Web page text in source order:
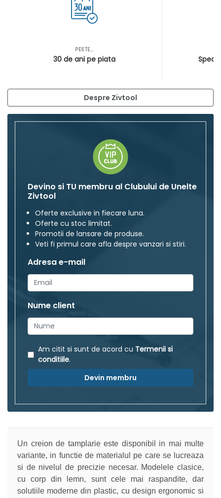
PESTE...
30 de ani pe piata
Despre Zivtool
Devino si TU membru al Clubului de Unelte
Zivtool
Oferte exclusive in fiecare luna.
Oferte cu stoc limitat.
Promotii de lansare de produse.
Veti fi primul care afla despre vanzari si stiri.
Adresa e-mail
Nume client
Am citit si sunt de acord cu Termenii si
conditiile.
Devin membru
Un creion de tamplarie este disponibil in mai multe
variante, in functie de materialul pe care se lucreaza
si de nivelul de precizie necesar. Modelele clasice,
cu corp din lemn, sunt cele mai raspandite, dar
solutiile moderne din plastic, cu design ergonomic si